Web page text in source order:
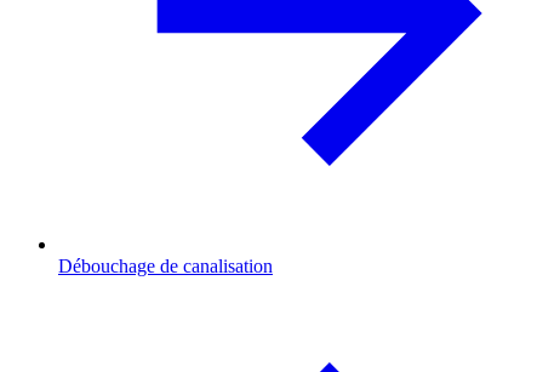
Débouchage de canalisation